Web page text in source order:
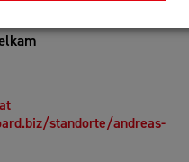
standorte/andreas-